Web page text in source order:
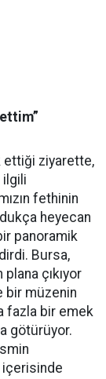
ettiği ziyarette,
ilgili
fethinin
heyecan
panoramik
Bursa,
çıkıyor
bir müzenin
fazla bir emek
götürüyor.
içerisinde